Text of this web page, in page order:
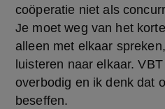
coöperatie niet als
Je moet weg van het
alleen met elkaar
luisteren naar elkaar.
overbodig en ik denk dat
beseffen.